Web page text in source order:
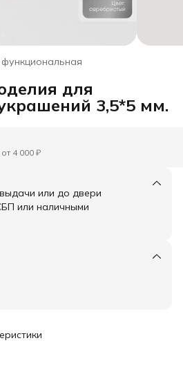
для
3,5*5 мм.
4 000 ₽
или до двери
или наличными